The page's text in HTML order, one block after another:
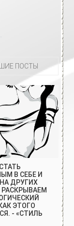
ПОСТЫ
В СЕБЕ И
ДРУГИХ
ЭТОГО
- «СТИЛЬ